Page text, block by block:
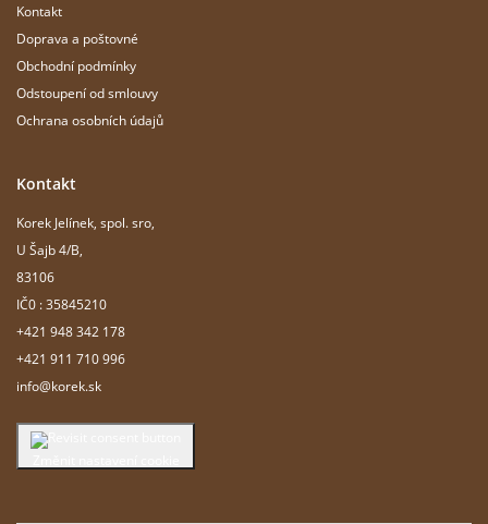
Kontakt
Doprava a poštovné
Obchodní podmínky
Odstoupení od smlouvy
Ochrana osobních údajů
Kontakt
Korek Jelínek, spol. sro,
U Šajb 4/B,
83106
IČ0 : 35845210
+421 948 342 178
+421 911 710 996
info@korek.sk